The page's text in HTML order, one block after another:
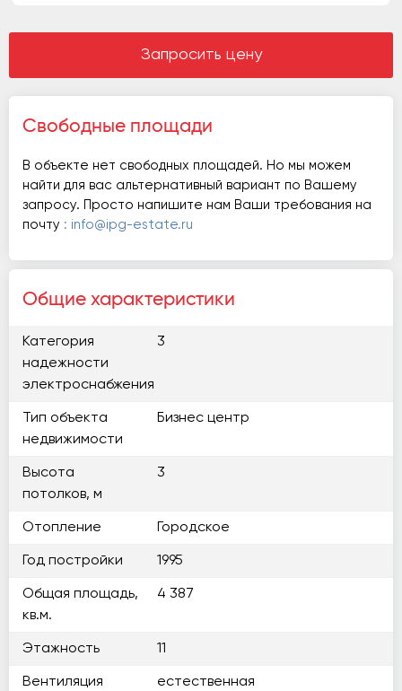
Запросить цену
Свободные площади
В объекте нет свободных площадей. Но мы можем
найти для вас альтернативный вариант по Вашему
запросу. Просто напишите нам Ваши требования на
почту : info@ipg-estate.ru
Общие характеристики
Категория
надежности
электроснабжения
3
Тип объекта
недвижимости
Бизнес центр
Высота
потолков, м
3
Отопление Городское
Год постройки 1995
Общая площадь,
кв.м.
4 387
Этажность 11
Вентиляция естественная